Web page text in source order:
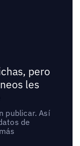
pero
les
publicar. Así
de